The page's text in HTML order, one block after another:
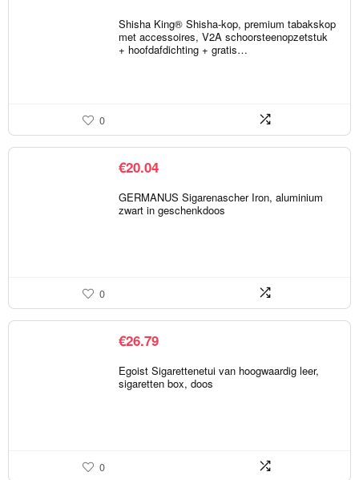
Shisha King® Shisha-kop, premium tabakskop
met accessoires, V2A schoorsteenopzetstuk
+ hoofdafdichting + gratis…
0
€20.04
GERMANUS Sigarenascher Iron, aluminium
zwart in geschenkdoos
0
€26.79
Egoist Sigarettenetui van hoogwaardig leer,
sigaretten box, doos
0